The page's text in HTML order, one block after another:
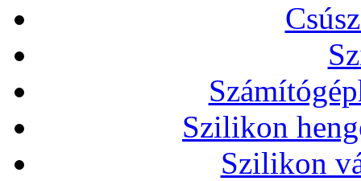
Szilikon
Szilikon